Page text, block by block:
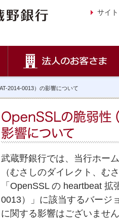
サイ
2014-0013）の影響について
武蔵野銀行では、当行ホー
（むさしのダイレクト、む
「OpenSSL の heartbeat
0013）」に該当するバージ
に関する影響はございませ